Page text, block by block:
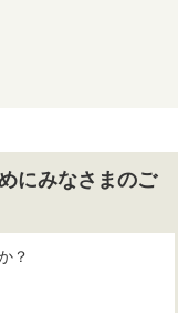
にみなさまのご
？